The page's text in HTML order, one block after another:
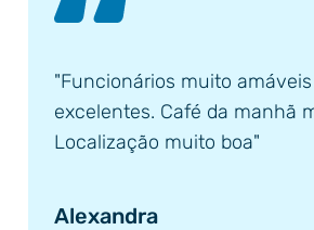
"Funcionários muito
excelentes. Café da manhã
Localização muito boa"
Alexandra